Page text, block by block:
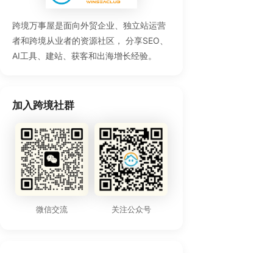
跨境万事屋是面向外贸企业、独立站运营
者和跨境从业者的资源社区， 分享SEO、
AI工具、建站、获客和出海增长经验。
加入跨境社群
微信交流 关注公众号